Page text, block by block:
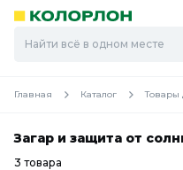
Ск
Ск
Главная Каталог Товары
Загар и защита от
3 товара